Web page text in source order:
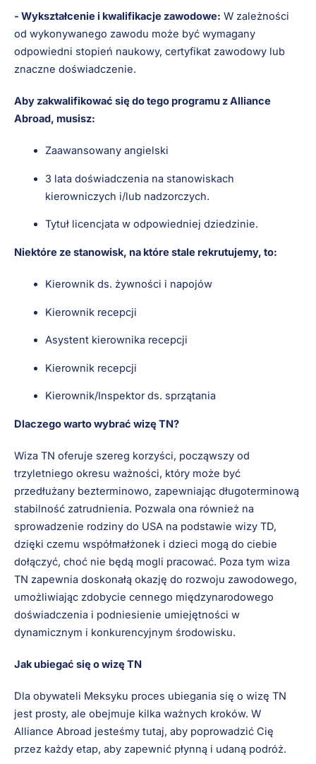
- Wykształcenie i kwalifikacje zawodowe: W zależności
od wykonywanego zawodu może być wymagany
odpowiedni stopień naukowy, certyfikat zawodowy lub
znaczne doświadczenie.
Aby zakwalifikować się do tego programu z Alliance
Abroad, musisz:
Zaawansowany angielski
3 lata doświadczenia na stanowiskach
kierowniczych i/lub nadzorczych.
Tytuł licencjata w odpowiedniej dziedzinie.
Niektóre ze stanowisk, na które stale rekrutujemy, to:
Kierownik ds. żywności i napojów
Kierownik recepcji
Asystent kierownika recepcji
Kierownik recepcji
Kierownik/Inspektor ds. sprzątania
Dlaczego warto wybrać wizę TN?
Wiza TN oferuje szereg korzyści, począwszy od
trzyletniego okresu ważności, który może być
przedłużany bezterminowo, zapewniając długoterminową
stabilność zatrudnienia. Pozwala ona również na
sprowadzenie rodziny do USA na podstawie wizy TD,
dzięki czemu współmałżonek i dzieci mogą do ciebie
dołączyć, choć nie będą mogli pracować. Poza tym wiza
TN zapewnia doskonałą okazję do rozwoju zawodowego,
umożliwiając zdobycie cennego międzynarodowego
doświadczenia i podniesienie umiejętności w
dynamicznym i konkurencyjnym środowisku.
Jak ubiegać się o wizę TN
Dla obywateli Meksyku proces ubiegania się o wizę TN
jest prosty, ale obejmuje kilka ważnych kroków. W
Alliance Abroad jesteśmy tutaj, aby poprowadzić Cię
przez każdy etap, aby zapewnić płynną i udaną podróż.